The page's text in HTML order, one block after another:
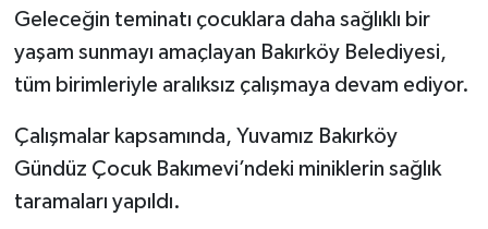
Geleceğin teminatı çocuklara daha sağlıklı bir
yaşam sunmayı amaçlayan Bakırköy Belediyesi,
tüm birimleriyle aralıksız çalışmaya devam ediyor.
Çalışmalar kapsamında, Yuvamız Bakırköy
Gündüz Çocuk Bakımevi’ndeki miniklerin sağlık
taramaları yapıldı.